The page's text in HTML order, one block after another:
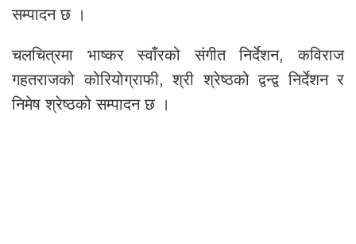
सम्पादन छ ।
चलचित्रमा भाष्कर स्वाँरको संगीत निर्देशन, कविराज
गहतराजको कोरियोग्राफी, श्री श्रेष्ठको द्वन्द्व निर्देशन र
निमेष श्रेष्ठको सम्पादन छ ।